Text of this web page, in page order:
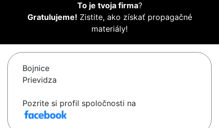
To je tvoja firma?
Gratulujeme! Zistite, ako získať propagačné
materiály!
Bojnice
Prievidza
Pozrite si profil spoločnosti na